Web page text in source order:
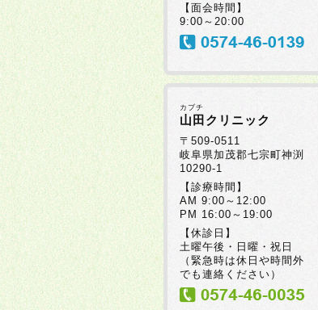
【面会時間】
9:00～20:00
カブチ
山田クリニック
〒509-0511
岐阜県加茂郡七宗町神渕
10290-1
【診療時間】
AM 9:00～12:00
PM 16:00～19:00
【休診日】
土曜午後・日曜・祝日
（緊急時は休日や時間外
でも連絡ください）